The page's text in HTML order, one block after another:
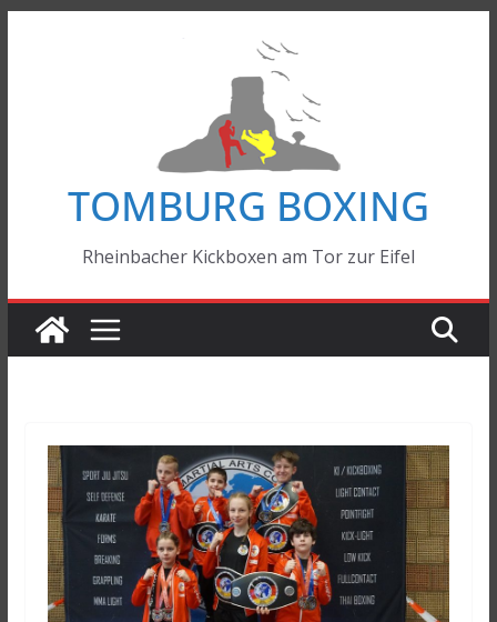
TOMBURG BOXING
Rheinbacher Kickboxen am Tor zur Eifel